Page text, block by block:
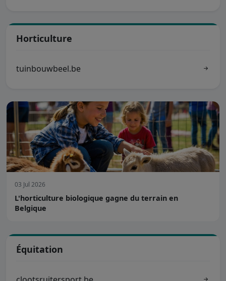
Horticulture
tuinbouwbeel.be
03 Jul 2026
L'horticulture biologique gagne du terrain en
Belgique
Équitation